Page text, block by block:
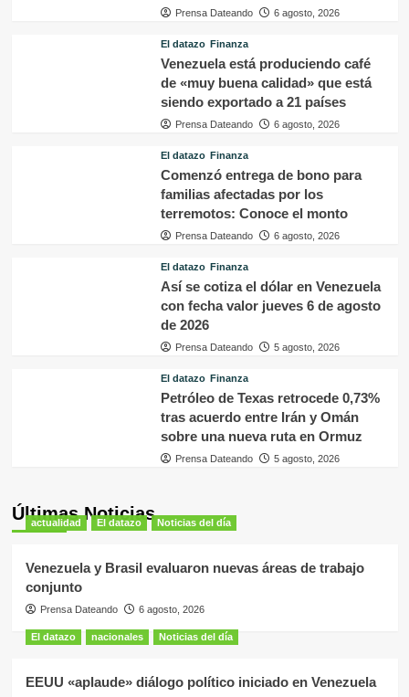
Prensa Dateando 6 agosto, 2026
El datazo Finanza
Venezuela está produciendo café
de «muy buena calidad» que está
siendo exportado a 21 países
Prensa Dateando 6 agosto, 2026
El datazo Finanza
Comenzó entrega de bono para
familias afectadas por los
terremotos: Conoce el monto
Prensa Dateando 6 agosto, 2026
El datazo Finanza
Así se cotiza el dólar en Venezuela
con fecha valor jueves 6 de agosto
de 2026
Prensa Dateando 5 agosto, 2026
El datazo Finanza
Petróleo de Texas retrocede 0,73%
tras acuerdo entre Irán y Omán
sobre una nueva ruta en Ormuz
Prensa Dateando 5 agosto, 2026
Últimas Noticias
actualidad El datazo Noticias del día
Venezuela y Brasil evaluaron nuevas áreas de trabajo
conjunto
Prensa Dateando 6 agosto, 2026
El datazo nacionales Noticias del día
EEUU «aplaude» diálogo político iniciado en Venezuela